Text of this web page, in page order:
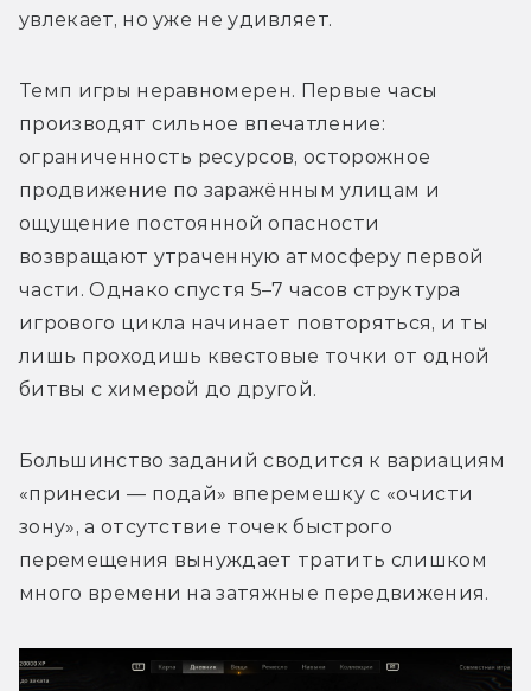
увлекает, но уже не удивляет.
Темп игры неравномерен. Первые часы
производят сильное впечатление:
ограниченность ресурсов, осторожное
продвижение по заражённым улицам и
ощущение постоянной опасности
возвращают утраченную атмосферу первой
части. Однако спустя 5–7 часов структура
игрового цикла начинает повторяться, и ты
лишь проходишь квестовые точки от одной
битвы с химерой до другой.
Большинство заданий сводится к вариациям
«принеси — подай» вперемешку с «очисти
зону», а отсутствие точек быстрого
перемещения вынуждает тратить слишком
много времени на затяжные передвижения.